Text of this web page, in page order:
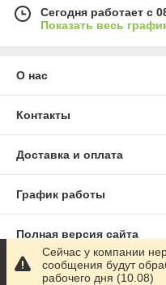
Сегодня работает с
Показать весь
О нас
Контакты
Доставка и оплата
График работы
Полная версия сайта
Сайт создан на
Сейчас у компании
сообщения будут
рабочего дня (10.08)